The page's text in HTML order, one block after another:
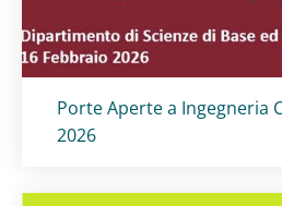
Titolo card:
Porte Aperte a Ingegneria
2026